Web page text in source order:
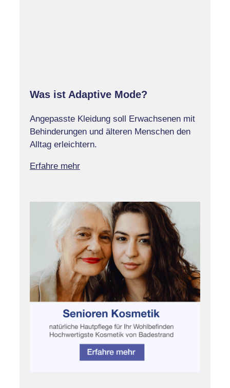
Was ist Adaptive Mode?
Angepasste Kleidung soll Erwachsenen mit
Behinderungen und älteren Menschen den
Alltag erleichtern.
Erfahre mehr